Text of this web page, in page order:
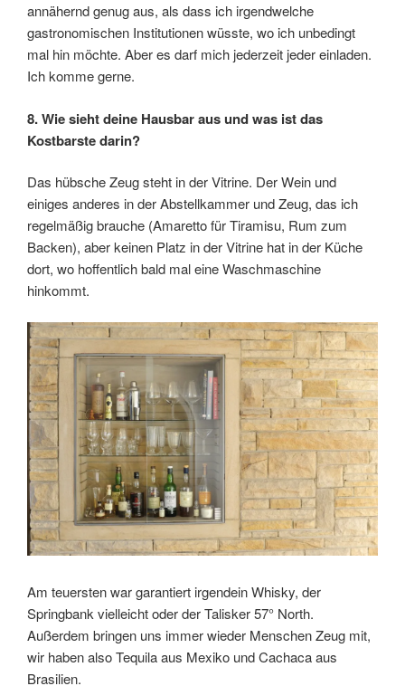
annähernd genug aus, als dass ich irgendwelche
gastronomischen Institutionen wüsste, wo ich unbedingt
mal hin möchte. Aber es darf mich jederzeit jeder einladen.
Ich komme gerne.
8. Wie sieht deine Hausbar aus und was ist das
Kostbarste darin?
Das hübsche Zeug steht in der Vitrine. Der Wein und
einiges anderes in der Abstellkammer und Zeug, das ich
regelmäßig brauche (Amaretto für Tiramisu, Rum zum
Backen), aber keinen Platz in der Vitrine hat in der Küche
dort, wo hoffentlich bald mal eine Waschmaschine
hinkommt.
Am teuersten war garantiert irgendein Whisky, der
Springbank vielleicht oder der Talisker 57° North.
Außerdem bringen uns immer wieder Menschen Zeug mit,
wir haben also Tequila aus Mexiko und Cachaca aus
Brasilien.